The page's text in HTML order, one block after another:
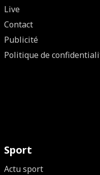
Live
Contact
Publicité
Politique de
Sport
Actu sport